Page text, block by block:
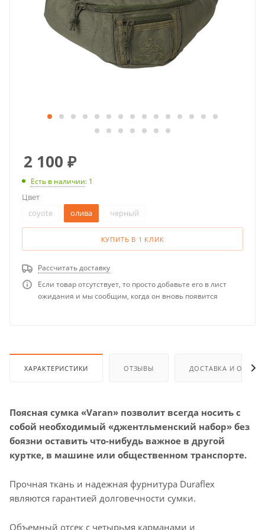
2 100 ₽
Есть в наличии: 1
Цвет
coyote
олива черный
КУПИТЬ В 1 КЛИК
Рассчитать доставку
Если товар отсутствует, то просто добавьте его в лист
ожидания и мы сообщим, когда он вновь появится
ХАРАКТЕРИСТИКИ ОТЗЫВЫ ДОСТАВКА И
Поясная сумка «Varan» позволит всегда носить с
собой необходимый «джентльменский набор» без
боязни оставить что-нибудь важное в другой
куртке, в машине или общественном транспорте.
Прочная ткань и надежная фурнитура Duraflex
являются гарантией долговечности сумки.
Объемный отсек с четырьмя карманами и